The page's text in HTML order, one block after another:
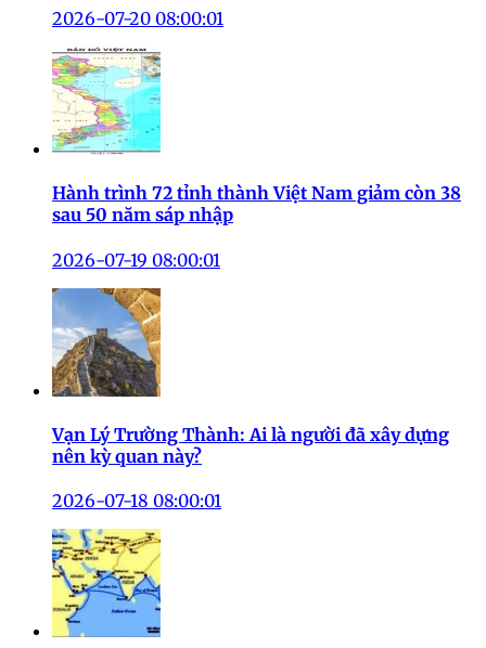
2026-07-20 08:00:01
Hành trình 72 tỉnh thành Việt Nam giảm còn 38
sau 50 năm sáp nhập
2026-07-19 08:00:01
Vạn Lý Trường Thành: Ai là người đã xây dựng
nên kỳ quan này?
2026-07-18 08:00:01